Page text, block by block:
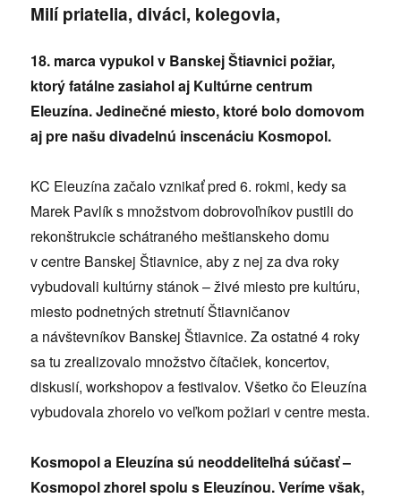
Milí priatelia, diváci, kolegovia,
18. marca vypukol v Banskej Štiavnici požiar,
ktorý fatálne zasiahol aj Kultúrne centrum
Eleuzína. Jedinečné miesto, ktoré bolo domovom
aj pre našu divadelnú inscenáciu Kosmopol.
KC Eleuzína začalo vznikať pred 6. rokmi, kedy sa
Marek Pavlík s množstvom dobrovoľníkov pustili do
rekonštrukcie schátraného meštianskeho domu
v centre Banskej Štiavnice, aby z nej za dva roky
vybudovali kultúrny stánok – živé miesto pre kultúru,
miesto podnetných stretnutí Štiavničanov
a návštevníkov Banskej Štiavnice. Za ostatné 4 roky
sa tu zrealizovalo množstvo čítačiek, koncertov,
diskusií, workshopov a festivalov. Všetko čo Eleuzína
vybudovala zhorelo vo veľkom požiari v centre mesta.
Kosmopol a Eleuzína sú neoddeliteľná súčasť –
Kosmopol zhorel spolu s Eleuzínou. Veríme však,